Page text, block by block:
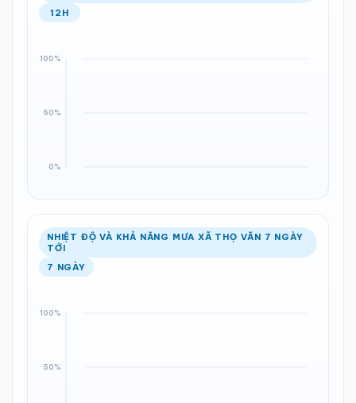
12H
NHIỆT ĐỘ VÀ KHẢ NĂNG MƯA XÃ THỌ VĂN 7 NGÀY
TỚI
7 NGÀY